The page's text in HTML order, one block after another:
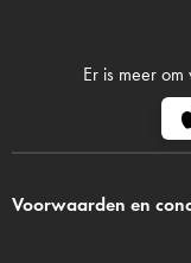
Er is meer
Voorwaarden en